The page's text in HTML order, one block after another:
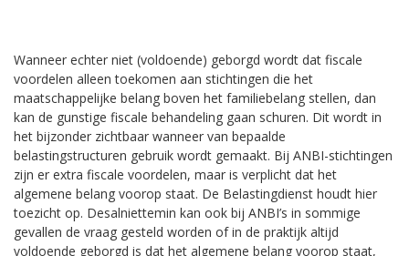
Wanneer echter niet (voldoende) geborgd wordt dat fiscale
voordelen alleen toekomen aan stichtingen die het
maatschappelijke belang boven het familiebelang stellen, dan
kan de gunstige fiscale behandeling gaan schuren. Dit wordt in
het bijzonder zichtbaar wanneer van bepaalde
belastingstructuren gebruik wordt gemaakt. Bij ANBI-stichtingen
zijn er extra fiscale voordelen, maar is verplicht dat het
algemene belang voorop staat. De Belastingdienst houdt hier
toezicht op. Desalniettemin kan ook bij ANBI’s in sommige
gevallen de vraag gesteld worden of in de praktijk altijd
voldoende geborgd is dat het algemene belang voorop staat,